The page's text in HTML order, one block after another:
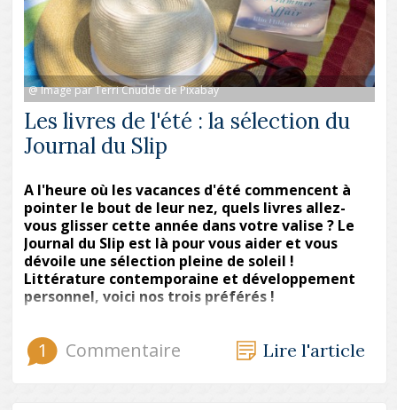
@ Image par Terri Cnudde de Pixabay
Les livres de l'été : la sélection du
Journal du Slip
A l'heure où les vacances d'été commencent à
pointer le bout de leur nez, quels livres allez-
vous glisser cette année dans votre valise ? Le
Journal du Slip est là pour vous aider et vous
dévoile une sélection pleine de soleil !
Littérature contemporaine et développement
personnel, voici nos trois préférés !
1 Commentaire Lire l'article